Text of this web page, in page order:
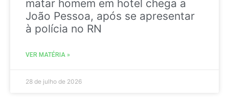
matar homem em hotel chega a
João Pessoa, após se apresentar
à polícia no RN
VER MATÉRIA »
28 de julho de 2026